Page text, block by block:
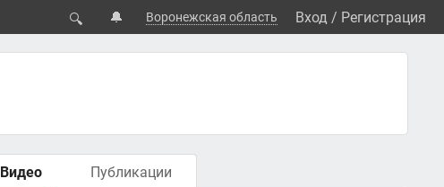
🔍 🔔 Воронежская область Вход / Регистрация
Видео Публикации